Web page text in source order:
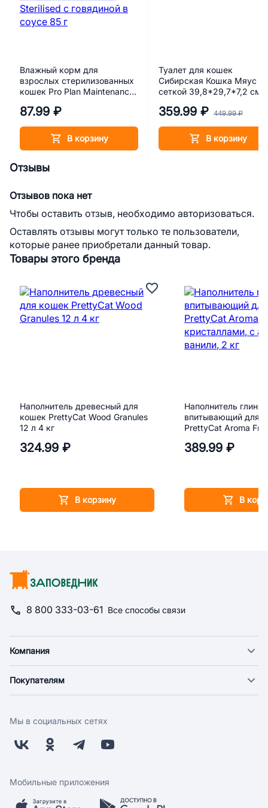
Влажный корм для
взрослых стерилизованных
кошек Pro Plan Maintenance
соусе 85 г
87.99 ₽
В корзину
Туалет для кошек
Сибирская Кошка Мяус с
сеткой 39,8*29,7*7,2 см
359.99 ₽ 449.99 ₽
В корзину
Товары этого бренда
Наполнитель древесный для
кошек PrettyCat Wood Granules
12 л 4 кг
324.99 ₽
В корзину
Наполнитель
впитывающий для
PrettyCat Aroma
ванили, 2 кг
389.99 ₽
В
Отзывы
Отзывов пока нет
Чтобы оставить отзыв, необходимо авторизоваться.
Оставлять отзывы могут только те пользователи,
которые ранее приобретали данный товар.
8 800 333-03-61 Все способы связи
Компания
Новости
Поставщикам
Заводчикам
Обратная связь
Покупателям
Оплата
Бонусная программа
Скидки и акции
Мы в социальных сетях
Мобильные приложения